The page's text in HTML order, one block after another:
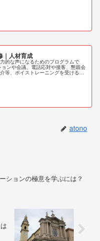
｜人材育成
的な声になるためのプログラムで
ンや会議、電話応対や接客、懇親会
等、ボイストレーニングを受けるこ
魅力的な声を最大限引き出し、ビジ
atono
ションの極意を学ぶには？